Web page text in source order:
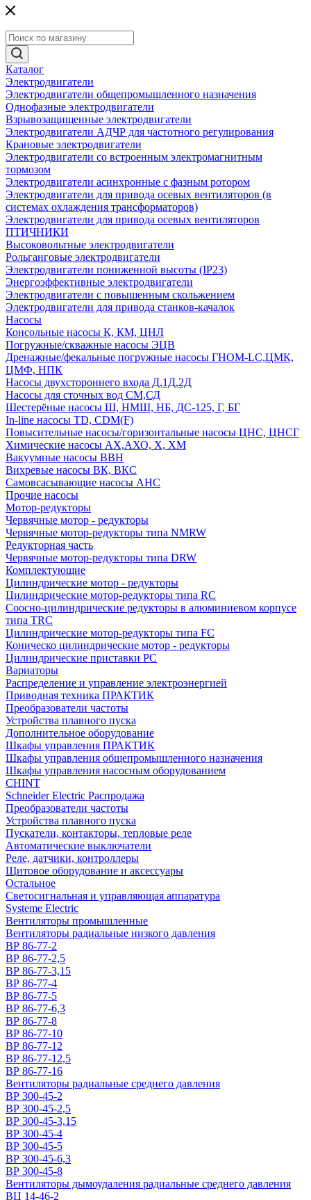
Каталог
Электродвигатели
Электродвигатели общепромышленного назначения
Однофазные электродвигатели
Взрывозащищенные электродвигатели
Электродвигатели АДЧР для частотного регулирования
Крановые электродвигатели
Электродвигатели со встроенным электромагнитным
тормозом
Электродвигатели асинхронные с фазным ротором
Электродвигатели для привода осевых вентиляторов (в
системах охлаждения трансформаторов)
Электродвигатели для привода осевых вентиляторов
ПТИЧНИКИ
Высоковольтные электродвигатели
Рольганговые электродвигатели
Электродвигатели пониженной высоты (IP23)
Энергоэффективные электродвигатели
Электродвигатели с повышенным скольжением
Электродвигатели для привода станков-качалок
Насосы
Консольные насосы К, КМ, ЦНЛ
Погружные/скважные насосы ЭЦВ
Дренажные/фекальные погружные насосы ГНОМ-LC,ЦМК,
ЦМФ, НПК
Насосы двухстороннего входа Д,1Д,2Д
Насосы для сточных вод СМ,СД
Шестерёные насосы Ш, НМШ, НБ, ДС-125, Г, БГ
In-line насосы TD, CDM(F)
Повысительные насосы/горизонтальные насосы ЦНС, ЦНСГ
Химические насосы АХ,АХО, Х, ХМ
Вакуумные насосы ВВН
Вихревые насосы ВК, ВКС
Самовсасывающие насосы АНС
Прочие насосы
Мотор-редукторы
Червячные мотор - редукторы
Червячные мотор-редукторы типа NMRW
Редукторная часть
Червячные мотор-редукторы типа DRW
Комплектующие
Цилиндрические мотор - редукторы
Цилиндрические мотор-редукторы типа RC
Соосно-цилиндрические редукторы в алюминиевом корпусе
типа TRC
Цилиндрические мотор-редукторы типа FC
Коническо цилиндрические мотор - редукторы
Цилиндрические приставки PC
Вариаторы
Распределение и управление электроэнергией
Приводная техника ПРАКТИК
Преобразователи частоты
Устройства плавного пуска
Дополнительное оборудование
Шкафы управления ПРАКТИК
Шкафы управления общепромышленного назначения
Шкафы управления насосным оборудованием
CHINT
Schneider Electric Распродажа
Преобразователи частоты
Устройства плавного пуска
Пускатели, контакторы, тепловые реле
Автоматические выключатели
Реле, датчики, контроллеры
Щитовое оборудование и аксессуары
Остальное
Светосигнальная и управляющая аппаратура
Systeme Electric
Вентиляторы промышленные
Вентиляторы радиальные низкого давления
ВР 86-77-2
ВР 86-77-2,5
ВР 86-77-3,15
ВР 86-77-4
ВР 86-77-5
ВР 86-77-6,3
ВР 86-77-8
ВР 86-77-10
ВР 86-77-12
ВР 86-77-12,5
ВР 86-77-16
Вентиляторы радиальные среднего давления
ВР 300-45-2
ВР 300-45-2,5
ВР 300-45-3,15
ВР 300-45-4
ВР 300-45-5
ВР 300-45-6,3
ВР 300-45-8
Вентиляторы дымоудаления радиальные среднего давления
ВЦ 14-46-2